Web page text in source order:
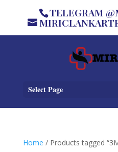
TELEGRAM
Select Page
Home / Products tagged